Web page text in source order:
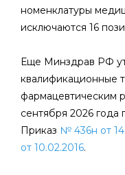
номенклатуры
исключаются 16
Еще Минздрав РФ
квалификационные
фармацевтическим
сентября 2026 года
Приказ № 436н от
от 10.02.2016.